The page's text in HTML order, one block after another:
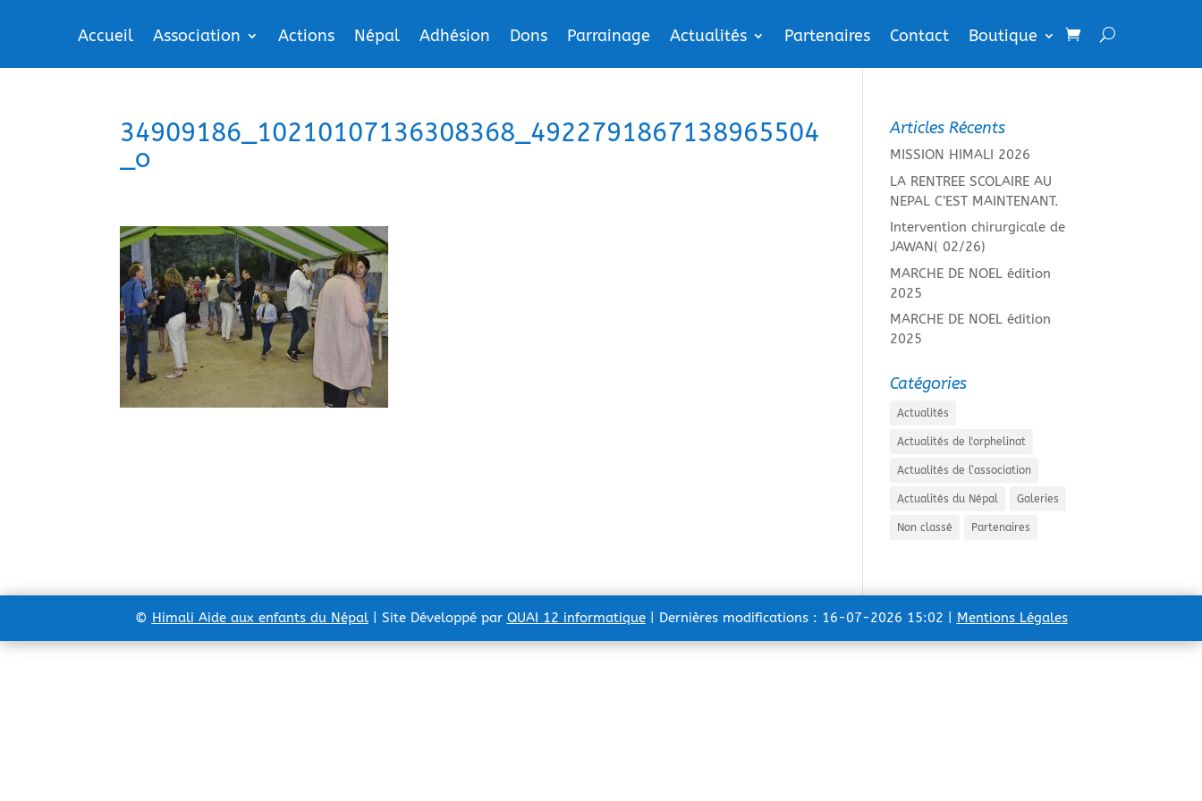
Accueil Association Actions Népal Adhésion Dons Parrainage Actualités Partenaires Contact Boutique
34909186_10210107136308368_4922791867138965504
_o
Articles Récents
MISSION HIMALI 2026
LA RENTREE SCOLAIRE AU
NEPAL C’EST MAINTENANT.
Intervention chirurgicale de
JAWAN( 02/26)
MARCHE DE NOEL édition
2025
MARCHE DE NOEL édition
2025
Catégories
Actualités
Actualités de l'orphelinat
Actualités de l’association
Actualités du Népal Galeries
Non classé Partenaires
© Himali Aide aux enfants du Népal | Site Développé par QUAI 12 informatique | Dernières modifications : 16-07-2026 15:02 | Mentions Légales